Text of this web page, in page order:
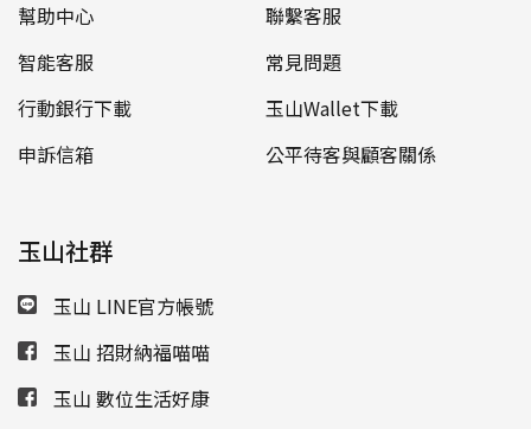
幫助中心
聯繫客服
智能客服
常見問題
行動銀行下載
玉山Wallet下載
申訴信箱
公平待客與顧客關係
玉山社群
玉山 LINE官方帳號
玉山 招財納福喵喵
玉山 數位生活好康